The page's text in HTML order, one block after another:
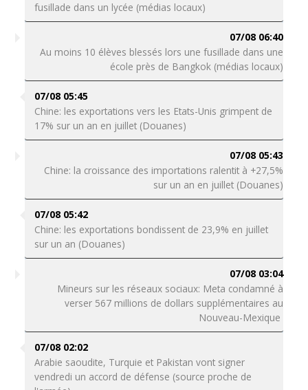
fusillade dans un lycée (médias locaux)
07/08 06:40
Au moins 10 élèves blessés lors une fusillade dans une
école près de Bangkok (médias locaux)
07/08 05:45
Chine: les exportations vers les Etats-Unis grimpent de
17% sur un an en juillet (Douanes)
07/08 05:43
Chine: la croissance des importations ralentit à +27,5%
sur un an en juillet (Douanes)
07/08 05:42
Chine: les exportations bondissent de 23,9% en juillet
sur un an (Douanes)
07/08 03:04
Mineurs sur les réseaux sociaux: Meta condamné à
verser 567 millions de dollars supplémentaires au
Nouveau-Mexique
07/08 02:02
Arabie saoudite, Turquie et Pakistan vont signer
vendredi un accord de défense (source proche de